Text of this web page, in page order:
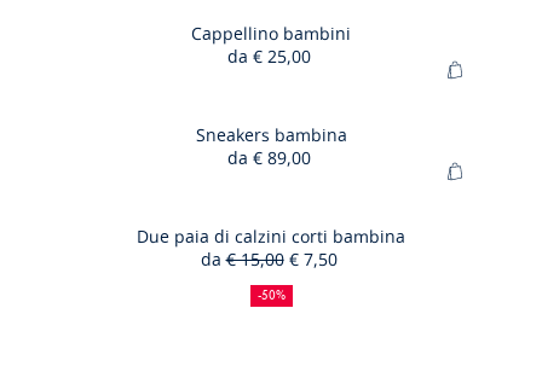
pelle
bambini
Cappellino bambini
da € 25,00
Aggiungi
Sneakers
bambina
Sneakers bambina
da € 89,00
Aggiungi
Due paia di calzini corti bambina
da
50%
di
sconto
Prezzo
precedente
:
€ 15,00Nuovo
prezzo
:
€ 7,50
-50%